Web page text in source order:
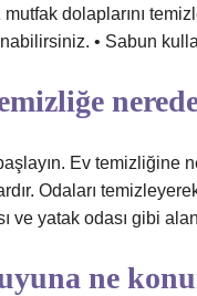
mutfak dolaplarını
• Sabun
Ev temizliğine
Odaları
ve yatak odası gibi
ne